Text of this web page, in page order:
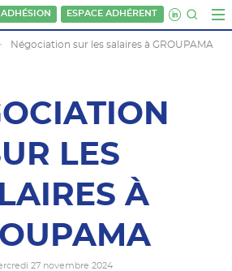
ADHÉSION ESPACE ADHÉRENT
Négociation sur les salaires à GROUPAMA
LES
À
27 novembre 2024